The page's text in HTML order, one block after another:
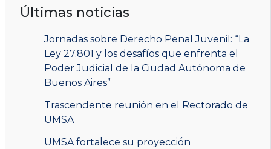
Últimas noticias
Jornadas sobre Derecho Penal Juvenil: “La
Ley 27.801 y los desafíos que enfrenta el
Poder Judicial de la Ciudad Autónoma de
Buenos Aires”
Trascendente reunión en el Rectorado de
UMSA
UMSA fortalece su proyección